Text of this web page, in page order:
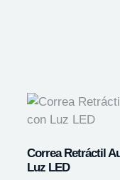
Correa Retráctil
Luz LED